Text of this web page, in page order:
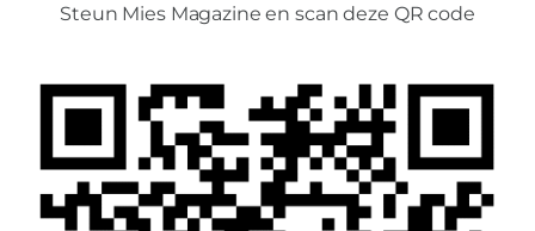
Steun Mies Magazine en scan deze QR code